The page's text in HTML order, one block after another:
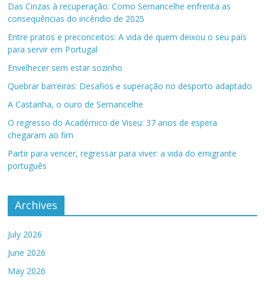
Das Cinzas à recuperação: Como Sernancelhe enfrenta as
consequências do incêndio de 2025
Entre pratos e preconceitos: A vida de quem deixou o seu país
para servir em Portugal
Envelhecer sem estar sozinho
Quebrar barreiras: Desafios e superação no desporto adaptado
A Castanha, o ouro de Sernancelhe
O regresso do Académico de Viseu: 37 anos de espera
chegaram ao fim
Partir para vencer, regressar para viver: a vida do emigrante
português
Archives
July 2026
June 2026
May 2026